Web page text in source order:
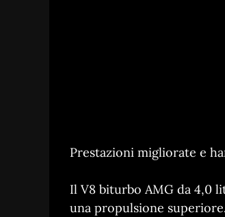
Prestazioni migliorate e
Il V8 biturbo AMG da 4,0
una propulsione